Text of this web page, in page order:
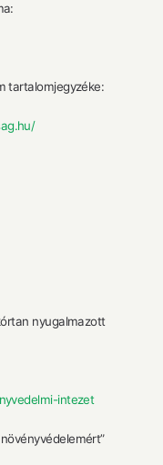
tartalomjegyzéke:
nyugalmazott
intezet